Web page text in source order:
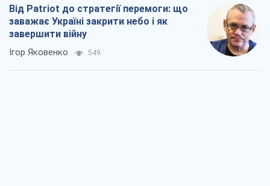
Від Patriot до стратегії перемоги: що
заважає Україні закрити небо і як
завершити війну
Ігор Яковенко 549